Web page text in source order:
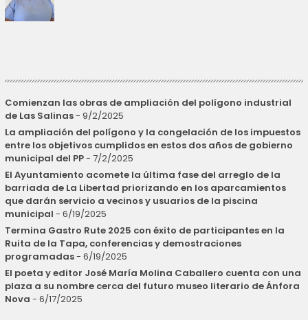
Comienzan las obras de ampliación del polígono industrial
de Las Salinas- 9/2/2025
La ampliación del polígono y la congelación de los impuestos
entre los objetivos cumplidos en estos dos años de gobierno
municipal del PP- 7/2/2025
El Ayuntamiento acomete la última fase del arreglo de la
barriada de La Libertad priorizando en los aparcamientos
que darán servicio a vecinos y usuarios de la piscina
municipal - 6/19/2025
Termina Gastro Rute 2025 con éxito de participantes en la
Ruita de la Tapa, conferencias y demostraciones
programadas- 6/19/2025
El poeta y editor José María Molina Caballero cuenta con una
plaza a su nombre cerca del futuro museo literario de Ánfora
Nova - 6/17/2025